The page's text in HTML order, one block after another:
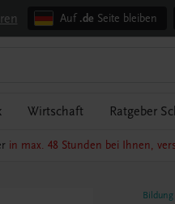
Auf .de Seite bleiben
Wirtschaft Ratgeber
in max. 48 Stunden bei Ihnen,
Bildung